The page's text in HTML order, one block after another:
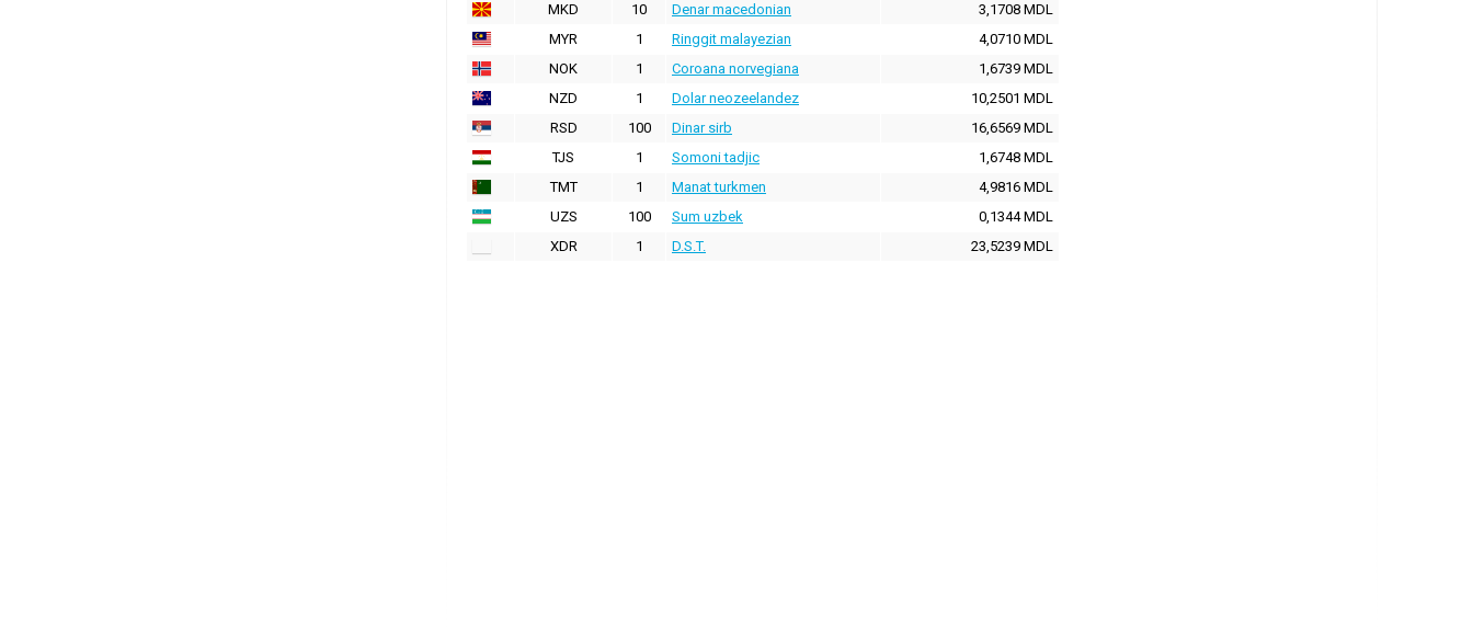
MKD
10 Denar macedonian
3,1708 MDL
MYR
1 Ringgit malayezian
4,0710 MDL
NOK
1 Coroana norvegiana
1,6739 MDL
NZD
1 Dolar neozeelandez
10,2501 MDL
RSD
100 Dinar sirb
16,6569 MDL
TJS
1 Somoni tadjic
1,6748 MDL
TMT
1 Manat turkmen
4,9816 MDL
UZS
100 Sum uzbek
0,1344 MDL
XDR
1 D.S.T. 23,5239 MDL